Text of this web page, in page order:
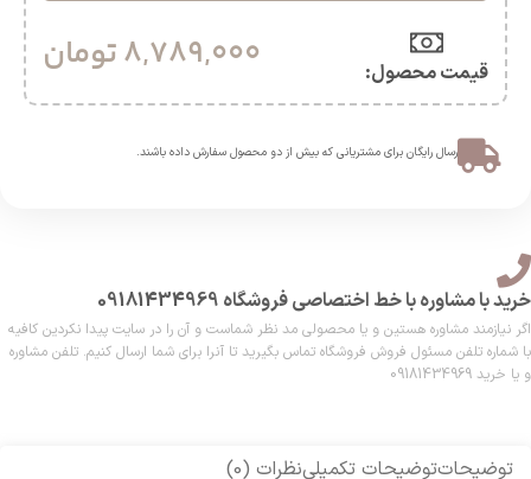
قیمت محصول:​ 8,789,000تومان
ارسال رایگان برای مشتریانی که بیش از دو محصول سفارش داده باشند.​
خرید با مشاوره با خط اختصاصی فروشگاه 09181434969
اگر نیازمند مشاوره هستین و یا محصولی مد نظر شماست و آن را در سایت پیدا نکردین کافیه
با شماره تلفن مسئول فروش فروشگاه تماس بگیرید تا آنرا برای شما ارسال کنیم. تلفن مشاوره
و یا خرید 09181434969
توضیحاتتوضیحات تکمیلینظرات (0)